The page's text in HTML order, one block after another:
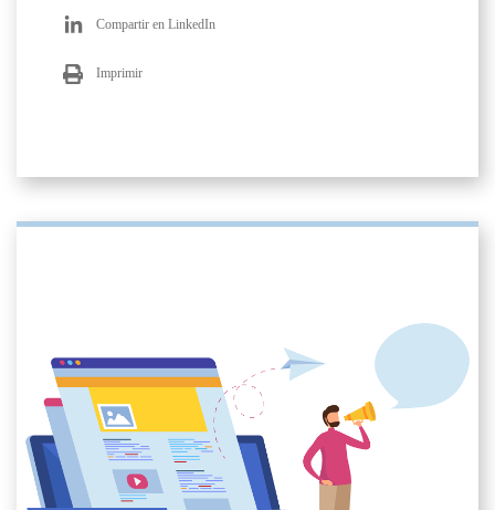
Compartir en LinkedIn
Imprimir